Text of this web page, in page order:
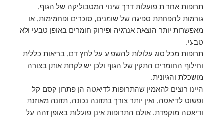
תרופות אחרות פועלות דרך שינוי המטבוליקה של הגוף,
גורמות להפחתת ספיגה של שומנים, סוכרים ופחמימות, או
מאפשרות יותר הוצאת אנרגיה ופירוק חומרים באופן טבעי ולא
טבעי.
תרופות מכל סוג עלולות להשפיע על לחץ דם, בריאות כללית
וחילוף החומרים התקין של הגוף ולכן יש לקחת אותן בצורה
מושכלת והגיונית.
היינו רוצים להאמין שהתרופות לדיאטה הן פתרון קסם קל
ופשוט לדיאטה, ואין יותר צורך בתזונה נכונה, תזונה מאוזנת
ודיאטה מוקפדת. אולם התרופות אינן פועלות באופן זהה על